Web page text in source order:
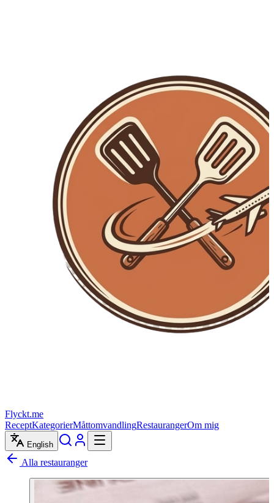
Flyckt.me
ReceptKategorierMåttomvandlingRestaurangerOm mig
English
Alla restauranger